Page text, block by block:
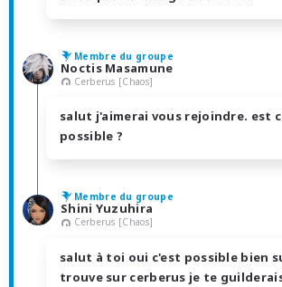
Membre du groupe
Noctis Masamune
Cerberus [Chaos]
salut j'aimerai vous rejoindre. est
possible ?
Membre du groupe
Shini Yuzuhira
Cerberus [Chaos]
salut à toi oui c'est possible bien
trouve sur cerberus je te